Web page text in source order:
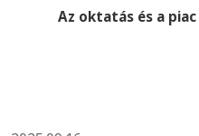
Az oktatás és a